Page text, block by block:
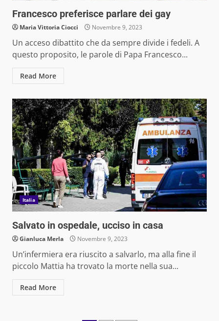
Francesco preferisce parlare dei gay
Maria Vittoria Ciocci Novembre 9, 2023
Un acceso dibattito che da sempre divide i fedeli. A
questo proposito, le parole di Papa Francesco...
Read More
Italia
Salvato in ospedale, ucciso in casa
Gianluca Merla Novembre 9, 2023
Un’infermiera era riuscito a salvarlo, ma alla fine il
piccolo Mattia ha trovato la morte nella sua...
Read More